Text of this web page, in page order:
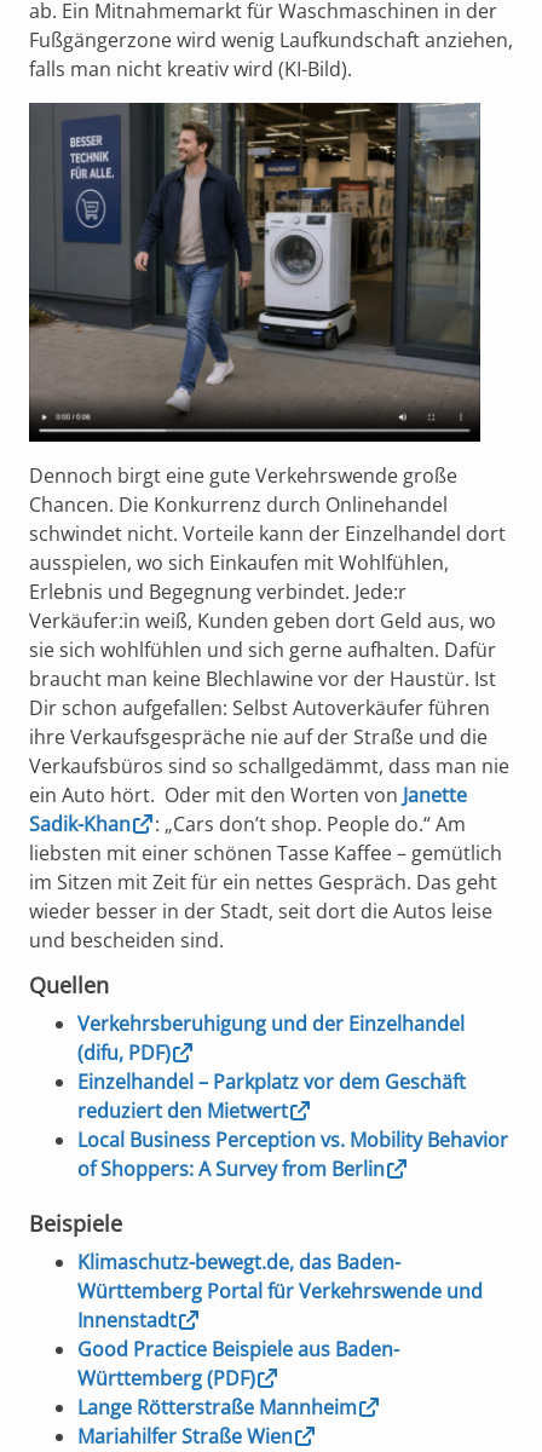
ab. Ein Mitnahmemarkt für Waschmaschinen in der
Fußgängerzone wird wenig Laufkundschaft anziehen,
falls man nicht kreativ wird (KI-Bild).
Dennoch birgt eine gute Verkehrswende große
Chancen. Die Konkurrenz durch Onlinehandel
schwindet nicht. Vorteile kann der Einzelhandel dort
ausspielen, wo sich Einkaufen mit Wohlfühlen,
Erlebnis und Begegnung verbindet. Jede:r
Verkäufer:in weiß, Kunden geben dort Geld aus, wo
sie sich wohlfühlen und sich gerne aufhalten. Dafür
braucht man keine Blechlawine vor der Haustür. Ist
Dir schon aufgefallen: Selbst Autoverkäufer führen
ihre Verkaufsgespräche nie auf der Straße und die
Verkaufsbüros sind so schallgedämmt, dass man nie
ein Auto hört. Oder mit den Worten von Janette
Sadik-Khan
: „Cars don’t shop. People do.“ Am
liebsten mit einer schönen Tasse Kaffee – gemütlich
im Sitzen mit Zeit für ein nettes Gespräch. Das geht
wieder besser in der Stadt, seit dort die Autos leise
und bescheiden sind.
Quellen
Verkehrsberuhigung und der Einzelhandel
(difu, PDF)
Einzelhandel – Parkplatz vor dem Geschäft
reduziert den Mietwert
Local Business Perception vs. Mobility Behavior
of Shoppers: A Survey from Berlin
Beispiele
Klimaschutz-bewegt.de, das Baden-
Württemberg Portal für Verkehrswende und
Innenstadt
Good Practice Beispiele aus Baden-
Württemberg (PDF)
Lange Rötterstraße Mannheim
Mariahilfer Straße Wien